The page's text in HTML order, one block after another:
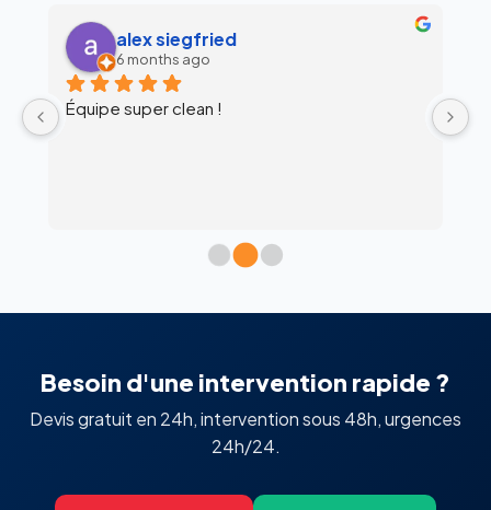
alex siegfried
6 months ago
Équipe super clean !
Besoin d'une intervention rapide ?
Devis gratuit en 24h, intervention sous 48h, urgences
24h/24.